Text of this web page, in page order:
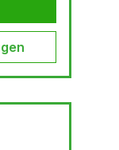
mit CEE-